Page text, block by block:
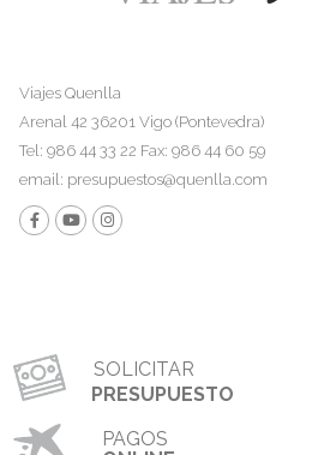
Viajes Quenlla
Arenal 42 36201 Vigo (Pontevedra)
Tel: 986 44 33 22 Fax: 986 44 60 59
email: presupuestos@quenlla.com
SOLICITAR
PRESUPUESTO
PAGOS